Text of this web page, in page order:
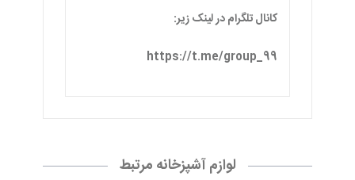
کانال تلگرام در لینک زیر:
https://t.me/group_99
لوازم آشپزخانه مرتبط